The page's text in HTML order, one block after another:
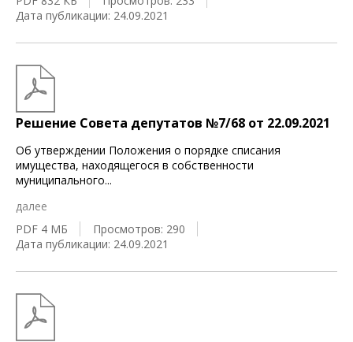
Дата публикации: 24.09.2021
Решение Совета депутатов №7/68 от 22.09.2021
Об утверждении Положения о порядке списания
имущества, находящегося в собственности
муниципального...
далее
PDF 4 МБ
Просмотров: 290
Дата публикации: 24.09.2021